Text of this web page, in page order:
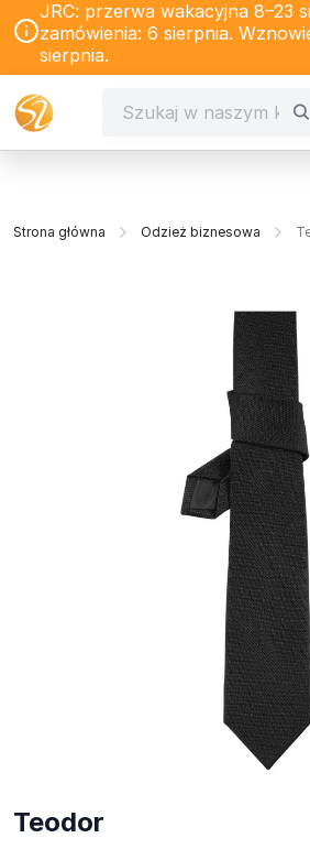
JRC: przerwa wakacyjna 8–23
zamówienia: 6 sierpnia.
sierpnia.
Strona główna Odzież biznesowa
Teodor